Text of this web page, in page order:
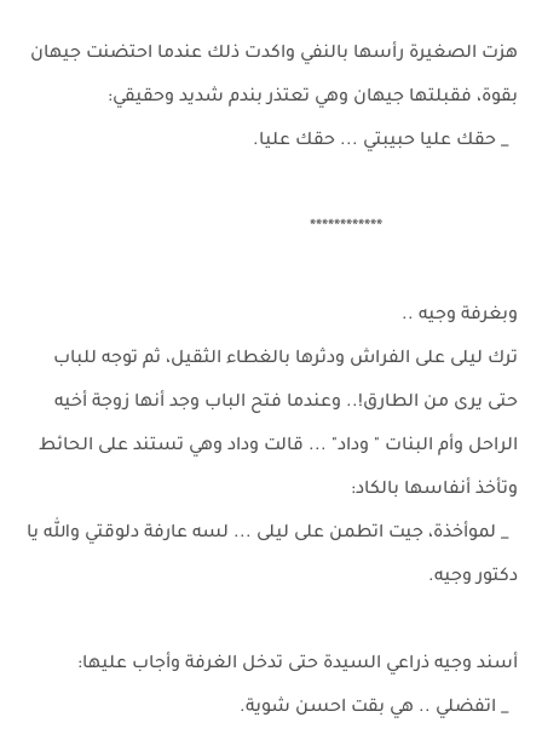
هزت الصغيرة رأسها بالنفي واكدت ذلك عندما احتضنت جيهان
بقوة، فقبلتها جيهان وهي تعتذر بندم شديد وحقيقي:
_ حقك عليا حبيبتي ... حقك عليا.
************
وبغرفة وجيه ..
ترك ليلى على الفراش ودثرها بالغطاء الثقيل، ثم توجه للباب
حتى يرى من الطارق!.. وعندما فتح الباب وجد أنها زوجة أخيه
الراحل وأم البنات " وداد" ... قالت وداد وهي تستند على الحائط
وتأخذ أنفاسها بالكاد:
_ لموأخذة، جيت اتطمن على ليلى ... لسه عارفة دلوقتي والله يا
دكتور وجيه.
أسند وجيه ذراعي السيدة حتى تدخل الغرفة وأجاب عليها:
_ اتفضلي .. هي بقت احسن شوية.